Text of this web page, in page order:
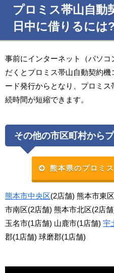
プロミス帯山自動
日中に借りるには?
事前にインターネット（パソ
だくとプロミス帯山自動契約
ード発行からとなり、プロミ
続時間が短縮できます。
その他の市区町村から
熊本県のプロミ
熊本市中央区 (2店舗) 熊本市東
市南区(2店舗) 熊本市北区(2店
玉名市(1店舗) 山鹿市(1店舗) 宇
郡(1店舗) 球磨郡(1店舗)